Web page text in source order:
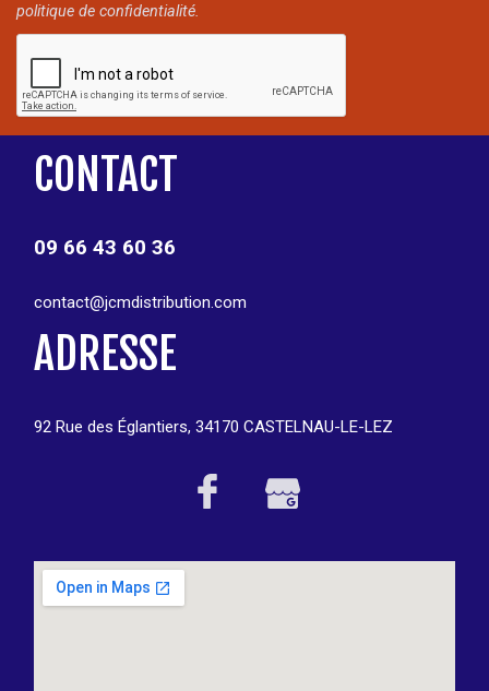
politique de confidentialité.
CONTACT
09 66 43 60 36
contact@jcmdistribution.com
ADRESSE
92 Rue des Églantiers, 34170 CASTELNAU-LE-LEZ